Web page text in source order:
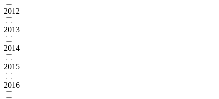
2012
2013
2014
2015
2016